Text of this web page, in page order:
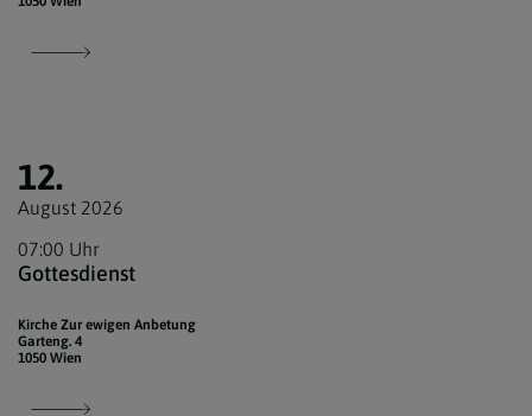
12.
August 2026
07:00 Uhr
Gottesdienst
Kirche Zur ewigen Anbetung
Garteng. 4
1050 Wien